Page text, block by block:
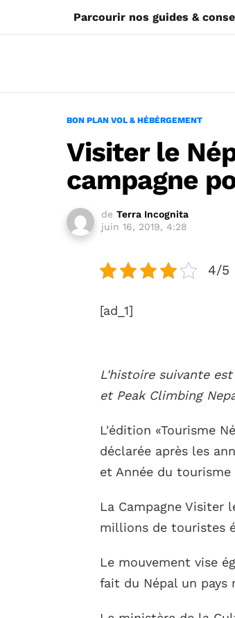
Parcourir nos guides &
BON PLAN VOL & HÉBÉRGEMENT
Visiter le
campagne
de Terra Incognita
juin 16, 2019, 4:28
4/5
[ad_1]
L'histoire suivante
et Peak Climbing
L'édition «Tourisme
déclarée après les
et Année du tourisme
La Campagne Visiter
millions de touristes
Le mouvement vise
fait du Népal un pays